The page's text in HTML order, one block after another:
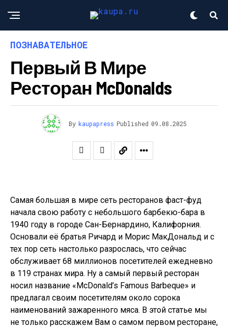
ПОЗНАВАТЕЛЬНОЕ
Первый В Мире
Ресторан McDonalds
By kaupapress Published 09.08.2025
Самая большая в мире сеть ресторанов фаст-фуд
начала свою работу с небольшого барбекю-бара в
1940 году в городе Сан-Бернардино, Калифорния.
Основали её братья Ричард и Морис МакДональд и с
тех пор сеть настолько разрослась, что сейчас
обслуживает 68 миллионов посетителей ежедневно
в 119 странах мира. Ну а самый первый ресторан
носил название «McDonald’s Famous Barbeque» и
предлагал своим посетителям около сорока
наименований зажаренного мяса. В этой статье мы
не только расскажем Вам о самом первом ресторане,